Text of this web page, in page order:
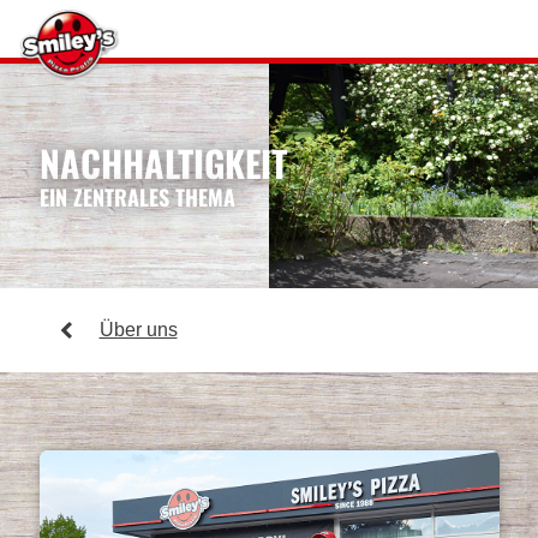
NACHHALTIGKEIT
EIN ZENTRALES THEMA
Über uns